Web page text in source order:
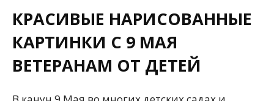
КРАСИВЫЕ НАРИСОВАННЫЕ
КАРТИНКИ С 9 МАЯ
ВЕТЕРАНАМ ОТ ДЕТЕЙ